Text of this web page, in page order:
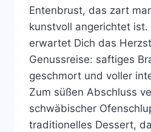
Entenbrust, das zart
kunstvoll angerichtet ist.
erwartet Dich das
Genussreise: saftiges
geschmort und voller
Zum süßen Abschluss
schwäbischer
traditionelles Dessert,